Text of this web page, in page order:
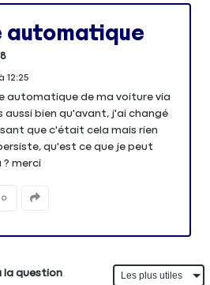
automatique
12:25
automatique de ma voiture via
aussi bien qu'avant, j'ai changé
que c'était cela mais rien
qu'est ce que je peut
? merci
0
la question